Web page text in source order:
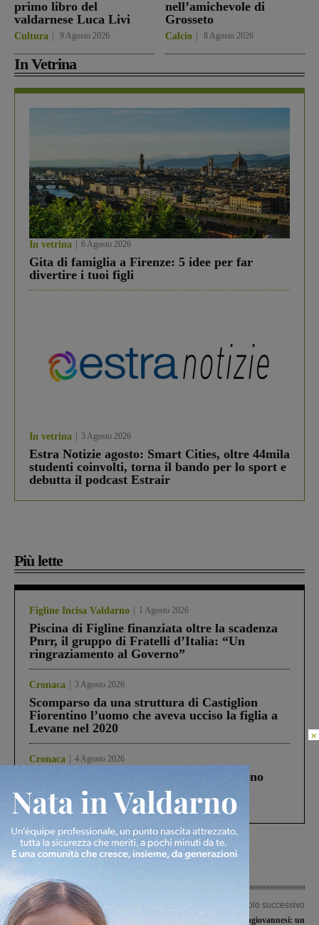
primo libro del
valdarnese Luca Livi
Cultura 9 Agosto 2026
nell’amichevole di
Grosseto
Calcio 8 Agosto 2026
In Vetrina
In vetrina 6 Agosto 2026
Gita di famiglia a Firenze: 5 idee per far
divertire i tuoi figli
In vetrina 3 Agosto 2026
Estra Notizie agosto: Smart Cities, oltre 44mila
studenti coinvolti, torna il bando per lo sport e
debutta il podcast Estrair
Più lette
Figline Incisa Valdarno 1 Agosto 2026
Piscina di Figline finanziata oltre la scadenza
Pnrr, il gruppo di Fratelli d’Italia: “Un
ringraziamento al Governo”
Cronaca 3 Agosto 2026
Scomparso da una struttura di Castiglion
Fiorentino l’uomo che aveva ucciso la figlia a
Levane nel 2020
Cronaca 4 Agosto 2026
Un anno fa la strage in A1 in cui morirono
Gianni, Giulia e Franco. Lo schianto, il
processo, lo stop ai sorpassi fra tir....
Articolo precedente
Serata di festa e di auguri per il
Articolo successivo
Liste civiche sangiovannesi: un
×